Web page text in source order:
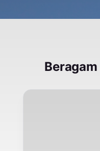
Beragam